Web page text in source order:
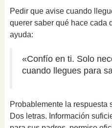
Pedir que avise cuando
querer saber qué hace cada
ayuda:
«Confío en ti. Solo
cuando llegues para
Probablemente la respuesta
Dos letras. Información